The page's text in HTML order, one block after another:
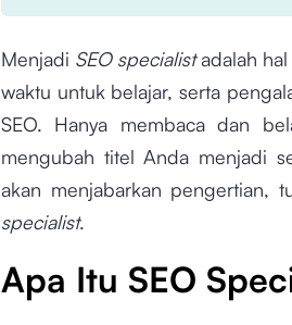
Menjadi SEO specialistadalah
waktu untuk belajar, serta
SEO. Hanya membaca dan
mengubah titel Anda menjadi
akan menjabarkan pengertian,
specialist.
Apa Itu SEO